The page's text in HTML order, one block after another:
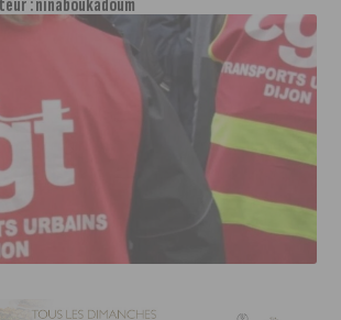
:ninaboukadoum